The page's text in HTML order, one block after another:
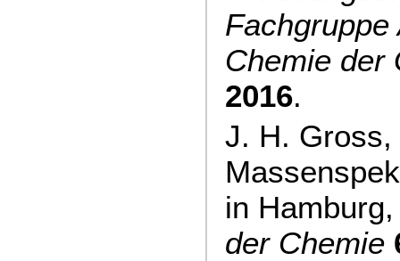
Chemie der
2016.
J. H. Gross,
in
der Chemie